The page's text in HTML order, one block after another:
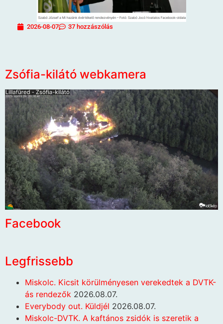
2026-08-07 37 hozzászólás
Zsófia-kilátó webkamera
Facebook
Legfrissebb
Miskolc. Kicsit körülményesen verekedtek a DVTK-
ás rendezők 2026.08.07.
Everybody out. Küldjél 2026.08.07.
Miskolc-DVTK. A kaftános zsidók is szeretik a